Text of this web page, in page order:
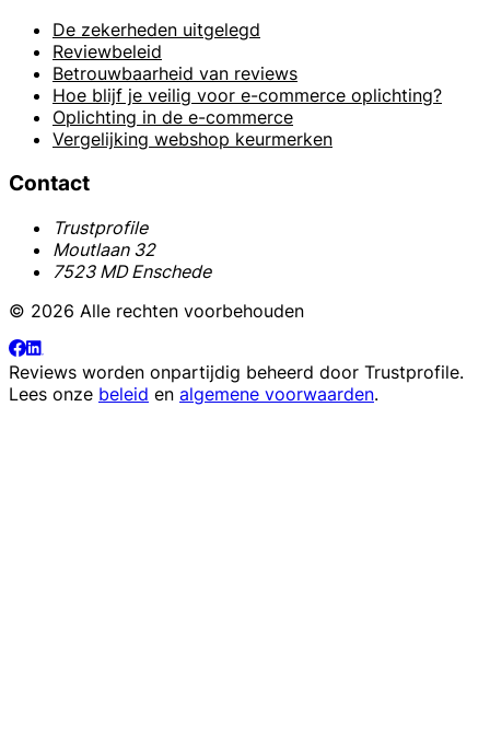
De zekerheden uitgelegd
Reviewbeleid
Betrouwbaarheid van reviews
Hoe blijf je veilig voor e-commerce oplichting?
Oplichting in de e-commerce
Vergelijking webshop keurmerken
Contact
Trustprofile
Moutlaan 32
7523 MD Enschede
© 2026 Alle rechten voorbehouden
Reviews worden onpartijdig beheerd door Trustprofile.
Lees onze beleid en algemene voorwaarden.